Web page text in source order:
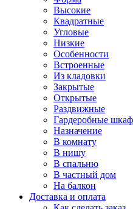
Высокие
Квадратные
Угловые
Низкие
Особенности
Встроенные
Из кладовки
Закрытые
Открытые
Раздвижные
Гардеробные
Назначение
В комнату
В нишу
В спальню
В частный дом
На балкон
Доставка и оплата